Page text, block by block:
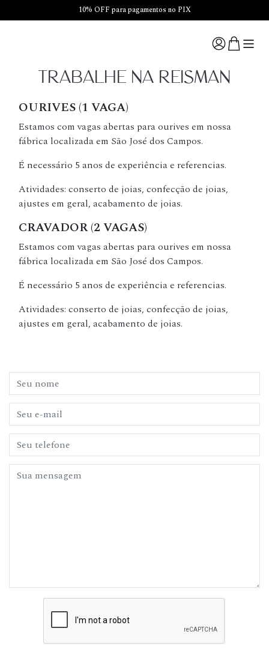
10% OFF para pagamentos no PIX
TRABALHE NA REISMAN
OURIVES (1 VAGA)
Estamos com vagas abertas para ourives em nossa
fábrica localizada em São José dos Campos.
É necessário 5 anos de experiência e referencias.
Atividades: conserto de joias, confecção de joias,
ajustes em geral, acabamento de joias.
CRAVADOR (2 VAGAS)
Estamos com vagas abertas para ourives em nossa
fábrica localizada em São José dos Campos.
É necessário 5 anos de experiência e referencias.
Atividades: conserto de joias, confecção de joias,
ajustes em geral, acabamento de joias.